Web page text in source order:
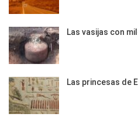
Las vasijas con
Las princesas de